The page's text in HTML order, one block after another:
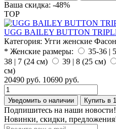
Ваша скидка: -48%
TOP
UGG BAILEY BUTTON
Категория: Угги женские
* Женские размеры:
35-36 |
38 | 7 (24 см)
39 | 8 (25 см)
см)
20490 руб. 10690 руб.
Уведомить о наличии Купить в
Подпишитесь на наши новости!
Новинки, скидки,